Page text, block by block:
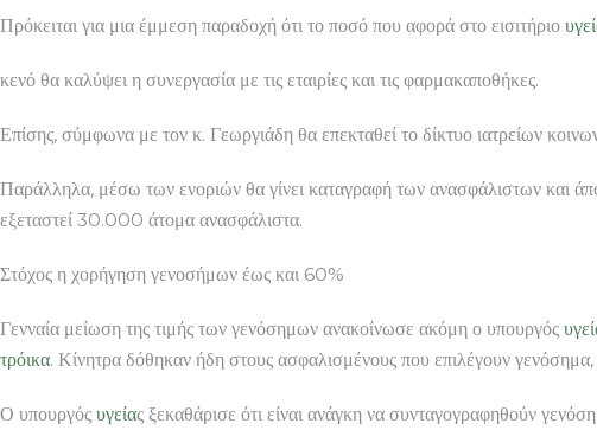
Πρόκειται για μια έμμεση παραδοχή ότι το ποσό που αφορά στο εισιτήριο
κενό θα καλύψει η συνεργασία με τις εταιρίες και τις φαρμακαποθήκες.
Επίσης, σύμφωνα με τον κ. Γεωργιάδη θα επεκταθεί το δίκτυο ιατρείων
Παράλληλα, μέσω των ενοριών θα γίνει καταγραφή των ανασφάλιστων και
εξεταστεί 30.000 άτομα ανασφάλιστα.
Στόχος η χορήγηση γενοσήμων έως και 60%
Γενναία μείωση της τιμής των γενόσημων ανακοίνωσε ακόμη ο υπουργός
τρόικα. Κίνητρα δόθηκαν ήδη στους ασφαλισμένους που επιλέγουν
Ο υπουργός υγείας ξεκαθάρισε ότι είναι ανάγκη να συνταγογραφηθούν